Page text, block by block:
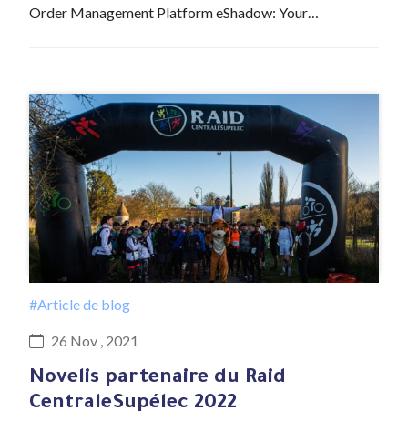
Order Management Platform eShadow: Your…
#Article de blog
26 Nov , 2021
Novelis partenaire du Raid
CentraleSupélec 2022